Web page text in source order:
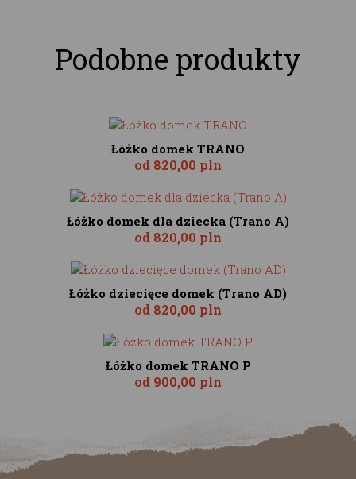
Podobne produkty
Łóżko domek TRANO
od 820,00 pln
Łóżko domek dla dziecka (Trano A)
od 820,00 pln
Łóżko dziecięce domek (Trano AD)
od 820,00 pln
Łóżko domek TRANO P
od 900,00 pln